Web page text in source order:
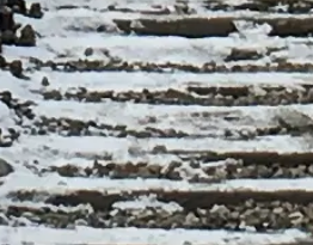
Visa besöksalternativ
Auschwitz-Birkenau, Oświęcim, Polen